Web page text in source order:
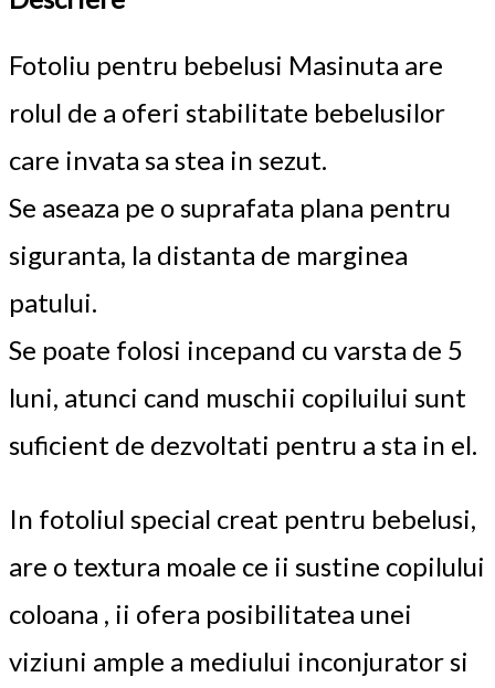
Fotoliu pentru bebelusi Masinuta are
rolul de a oferi stabilitate bebelusilor
care invata sa stea in sezut.
Se aseaza pe o suprafata plana pentru
siguranta, la distanta de marginea
patului.
Se poate folosi incepand cu varsta de 5
luni, atunci cand muschii copiluilui sunt
suficient de dezvoltati pentru a sta in el.
In fotoliul special creat pentru bebelusi,
are o textura moale ce ii sustine copilului
coloana , ii ofera posibilitatea unei
viziuni ample a mediului inconjurator si